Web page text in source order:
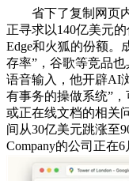
省下了复制网页内
正寻求以140亿美元
Edge和火狐的份额。
存率”，谷歌等竞品
语音输入，他开辟AI
有事务的操做系统”
或正在线文档的相关
间从30亿美元跳涨至
Company的公司正在